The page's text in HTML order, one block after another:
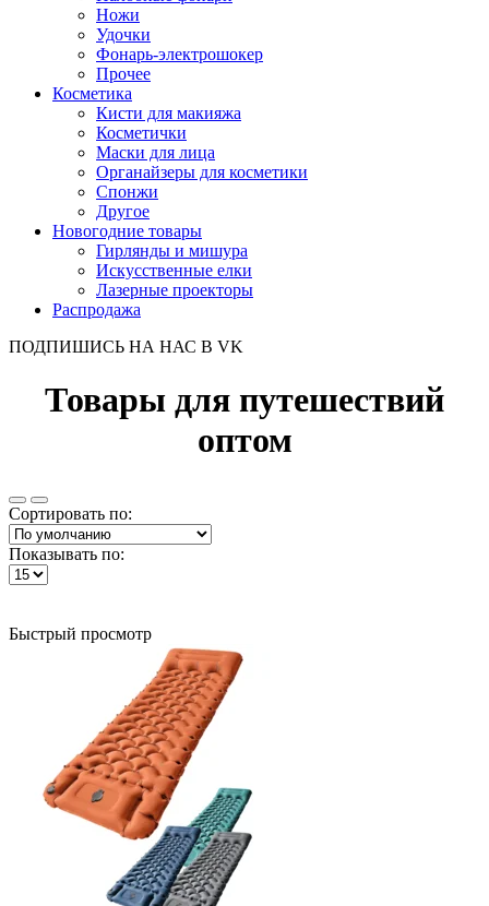
Ножи
Удочки
Фонарь-электрошокер
Прочее
Косметика
Кисти для макияжа
Косметички
Маски для лица
Органайзеры для косметики
Спонжи
Другое
Новогодние товары
Гирлянды и мишура
Искусственные елки
Лазерные проекторы
Распродажа
ПОДПИШИСЬ НА НАС В VK
Товары для путешествий
оптом
Сортировать по:
Показывать по:
Быстрый просмотр